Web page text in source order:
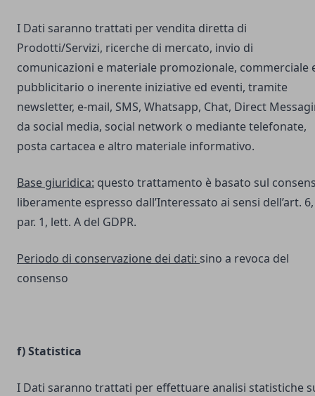
I Dati saranno trattati per vendita diretta di
Prodotti/Servizi, ricerche di mercato, invio di
comunicazioni e materiale promozionale, commerciale
pubblicitario o inerente iniziative ed eventi, tramite
newsletter, e-mail, SMS, Whatsapp, Chat, Direct
da social media, social network o mediante telefonate,
posta cartacea e altro materiale informativo.
Base giuridica: questo trattamento è basato sul
liberamente espresso dall’Interessato ai sensi dell’art. 6,
par. 1, lett. A del GDPR.
Periodo di conservazione dei dati: sino a revoca del
consenso
f) Statistica
I Dati saranno trattati per effettuare analisi statistiche